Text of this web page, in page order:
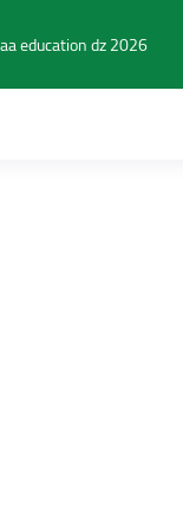
education dz 2026